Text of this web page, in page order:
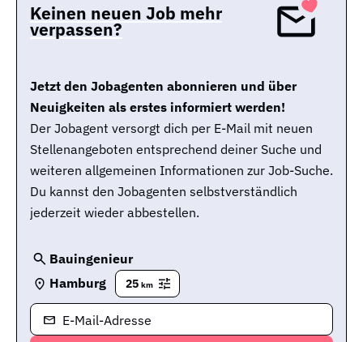
Keinen neuen Job mehr
verpassen?
Jetzt den Jobagenten abonnieren und über
Neuigkeiten als erstes informiert werden!
Der Jobagent versorgt dich per E-Mail mit neuen
Stellenangeboten entsprechend deiner Suche und
weiteren allgemeinen Informationen zur Job-Suche.
Du kannst den Jobagenten selbstverständlich
jederzeit wieder abbestellen.
Bauingenieur
Hamburg
25 km
E-Mail-Adresse